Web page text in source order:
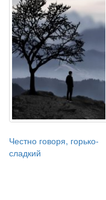
Честно говоря, горько-
сладкий